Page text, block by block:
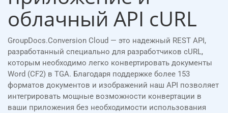
облачный API cURL
GroupDocs.Conversion Cloud — это надежный REST API,
разработанный специально для разработчиков cURL,
которым необходимо легко конвертировать документы
Word (CF2) в TGA. Благодаря поддержке более 153
форматов документов и изображений наш API позволяет
интегрировать мощные возможности конвертации в
ваши приложения без необходимости использования